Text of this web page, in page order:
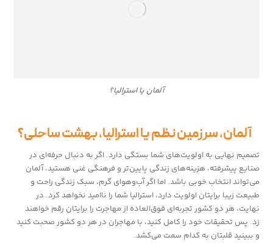
آلمان یا استرالیا؟
آلمان، سرزمین نظم یا استرالیا، بهشت ساحلی؟
تصمیم نهایی به اولویت‌های شما بستگی دارد. اگر به دنبال حرفه‌ای در
صنایع پیشرفته، هزینه‌های زندگی پایین‌تر و فرهنگی غنی هستید، آلمان
می‌تواند انتخاب خوبی باشد. اما اگر آب‌وهوای گرم، سبک زندگی راحت و
طبیعت زیبا برایتان اولویت دارد، استرالیا شما را ناامید نخواهد کرد. در
نهایت، هر دو کشور تجربه‌ای فوق‌العاده از مهاجرت را برایتان رقم خواهند
زد. پس تحقیقات خود را کامل کنید، با مهاجران در هر دو کشور صحبت کنید
و ببینید قلبتان به کدام سمت می‌کشد.